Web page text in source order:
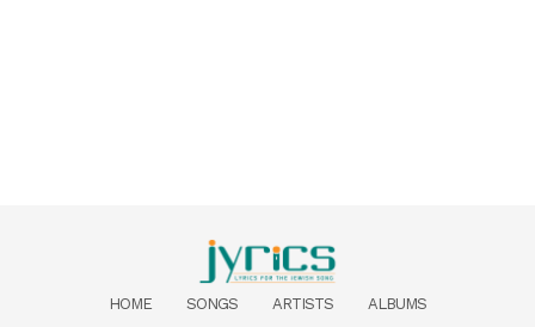
HOME SONGS ARTISTS
ALBUMS